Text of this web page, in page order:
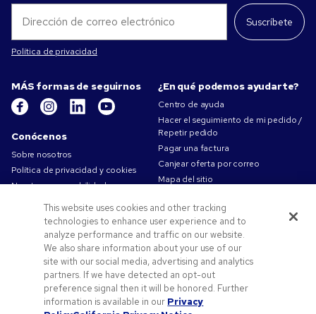
Suscríbete
Política de privacidad
MÁS formas de seguirnos
Conócenos
Sobre nosotros
Política de privacidad y cookies
Nuestra responsabilidad
Condiciones de uso
Condiciones de Venta
Trabajar en Pens.com
Ofertas y recursos
Productos personalizados
Códigos promocionales y cupones
Consejos de arte
¿En qué podemos ayudarte?
Centro de ayuda
Hacer el seguimiento de mi pedido /
Repetir pedido
Pagar una factura
Canjear oferta por correo
Mapa del sitio
This website uses cookies and other tracking
technologies to enhance user experience and to
analyze performance and traffic on our website.
We also share information about your use of our
site with our social media, advertising and analytics
partners. If we have detected an opt-out
preference signal then it will be honored. Further
information is available in our Privacy